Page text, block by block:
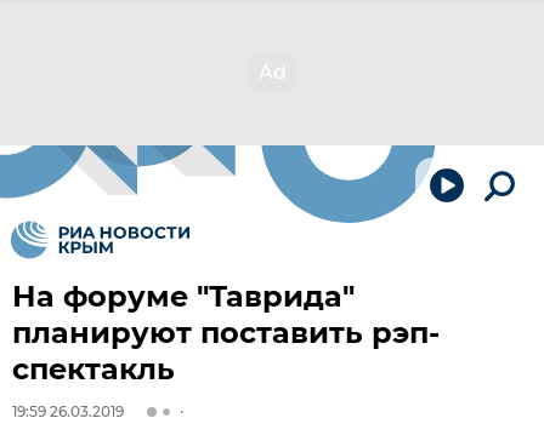
На форуме "Таврида"
планируют поставить рэп-
спектакль
19:59 26.03.2019